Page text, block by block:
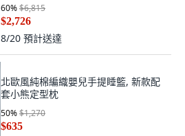
60%$6,815
$2,726
8/20 預計送達
北歐風純棉編織嬰兒手提睡籃, 新款配
套小熊定型枕
50%$1,270
$635